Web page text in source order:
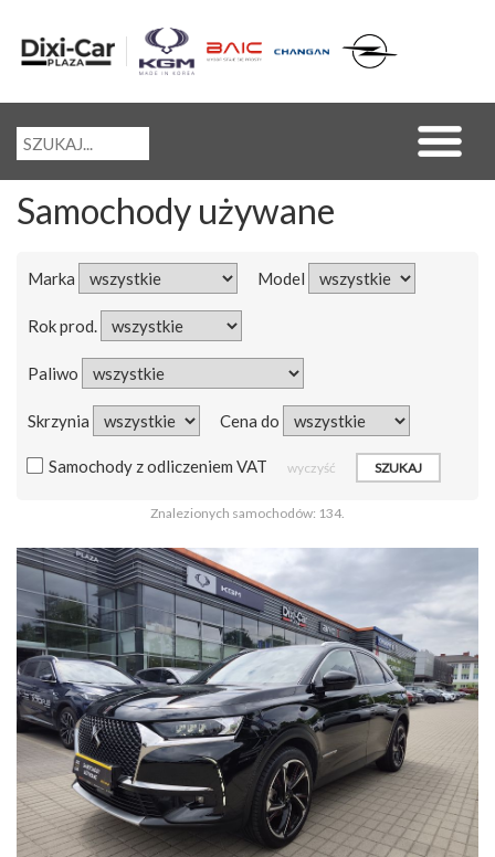
Samochody używane
Marka Model
Rok prod.
Paliwo
Skrzynia Cena do
Samochody z odliczeniem VAT wyczyść
Znalezionych samochodów: 134.